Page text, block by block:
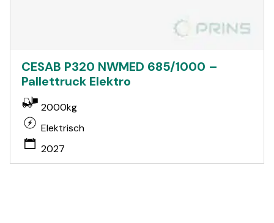
CESAB P320 NWMED 685/1000 –
Pallettruck Elektro
2000kg
Elektrisch
2027